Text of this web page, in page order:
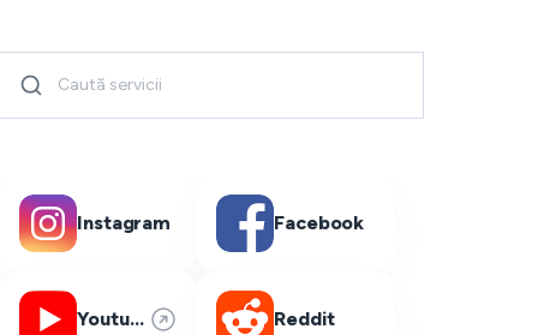
Instagram Facebook
Youtube Reddit